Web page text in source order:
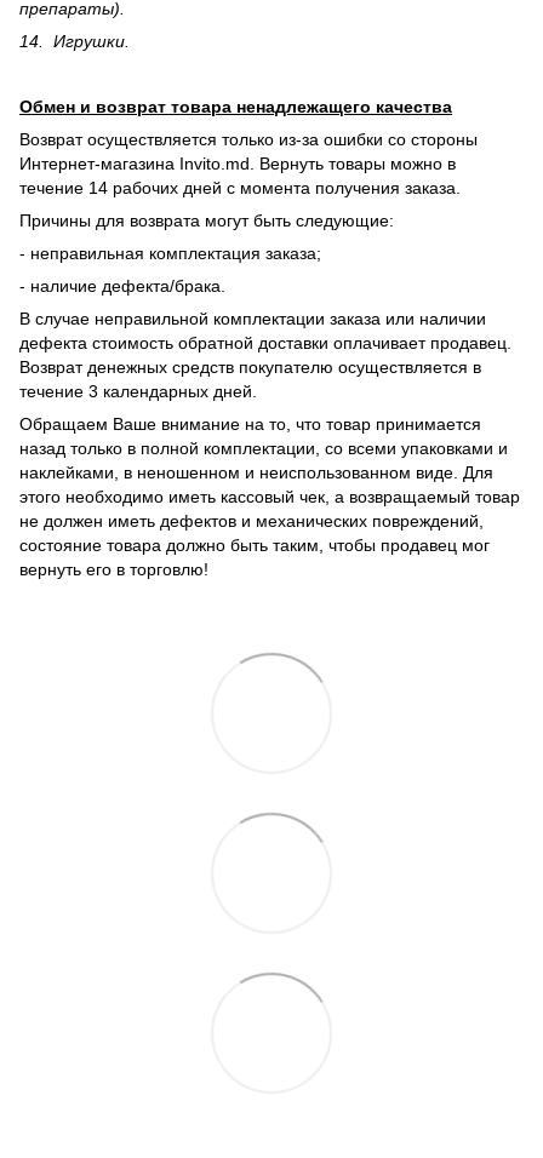
препараты).
14. Игрушки.
Обмен и возврат товара ненадлежащего качества
Возврат осуществляется только из-за ошибки со стороны
Интернет-магазина Invito.md. Вернуть товары можно в
течение 14 рабочих дней с момента получения заказа.
Причины для возврата могут быть следующие:
- неправильная комплектация заказа;
- наличие дефекта/брака.
В случае неправильной комплектации заказа или наличии
дефекта стоимость обратной доставки оплачивает продавец.
Возврат денежных средств покупателю осуществляется в
течение 3 календарных дней.
Обращаем Ваше внимание на то, что товар принимается
назад только в полной комплектации, со всеми упаковками и
наклейками, в неношенном и неиспользованном виде. Для
этого необходимо иметь кассовый чек, а возвращаемый товар
не должен иметь дефектов и механических повреждений,
состояние товара должно быть таким, чтобы продавец мог
вернуть его в торговлю!